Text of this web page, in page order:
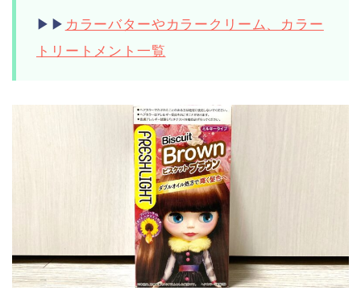
▶︎▶︎ カラーバターやカラークリーム、カラー
トリートメント一覧